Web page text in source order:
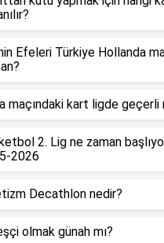
Efeleri Türkiye Hollanda
maçındaki kart ligde geçerli
2. Lig ne zaman
2026
Decathlon nedir?
olmak günah mı?